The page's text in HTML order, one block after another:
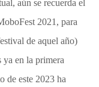
aún se recuerda el
2021, para
de aquel año)
ya en la primera
de este 2023 ha